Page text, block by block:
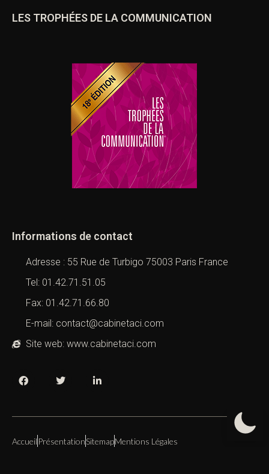
LES TROPHÉES DE LA COMMUNICATION
Informations de contact
Adresse : 55 Rue de Turbigo 75003 Paris France
Tel: 01.42.71.51.05
Fax: 01.42.71.66.80
E-mail: contact@cabinetaci.com
Site web: www.cabinetaci.com
Accueil PrésentationSitemapMentions Légales